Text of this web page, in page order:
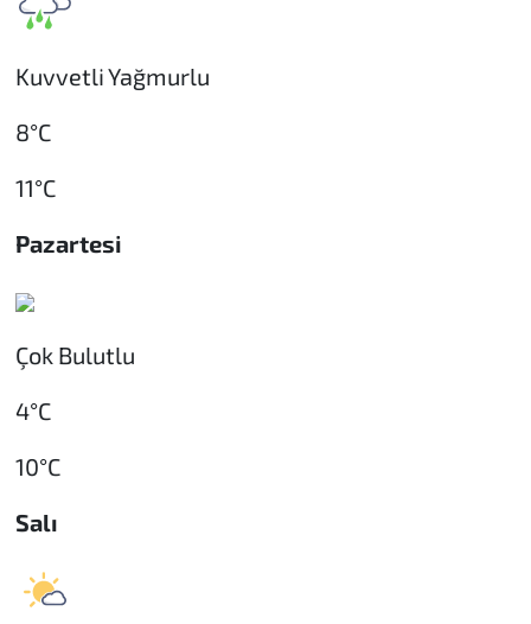
Kuvvetli Yağmurlu
8°C
11°C
Pazartesi
Çok Bulutlu
4°C
10°C
Salı